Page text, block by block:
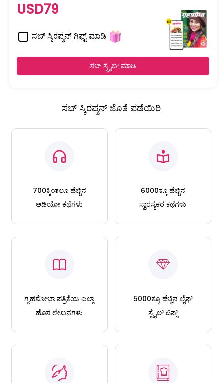
USD79
ಸಬ್ ಸ್ಕಿರಪ್ಶನ್ ಗಿಫ್ಟ್ ಮಾಡಿ
ಸಬ್ ಸ್ಕ್ರೈಬ್ ಮಾಡಿ
ಸಬ್ ಸ್ಕಿರಪ್ಶನ್ ಜೊತೆ ಪಡೆಯಿರಿ
700ಕ್ಕಿಂತಲೂ ಹೆಚ್ಚಿನ
ಆಡಿಯೋ ಕಥೆಗಳು
6000ಕ್ಕೂ ಹೆಚ್ಚಿನ
ಸ್ವಾರಸ್ಯಕರ ಕಥೆಗಳು
ಗೃಹಶೋಭಾ ಪತ್ರಿಕೆಯ ಎಲ್ಲಾ
ಹೊಸ ಲೇಖನಗಳು
5000ಕ್ಕೂ ಹೆಚ್ಚಿನ ಲೈಫ್
ಸ್ಟೈಲ್ ಟಿಪ್ಸ್